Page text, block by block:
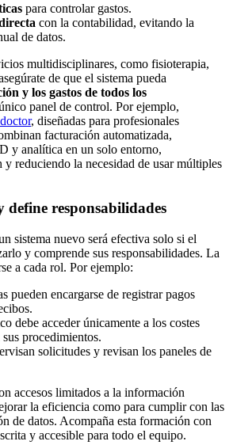
para controlar gastos.
con la contabilidad, evitando la
de datos.
multidisciplinares, como fisioterapia,
de que el sistema pueda
y los gastos de todos los
panel de control. Por ejemplo,
, diseñadas para profesionales
facturación automatizada,
y analítica en un solo entorno,
reduciendo la necesidad de usar múltiples
responsabilidades
sistema nuevo será efectiva solo si el
y comprende sus responsabilidades. La
a cada rol. Por ejemplo:
pueden encargarse de registrar pagos
debe acceder únicamente a los costes
procedimientos.
solicitudes y revisan los paneles de
accesos limitados a la información
la eficiencia como para cumplir con las
de datos. Acompaña esta formación con
y accesible para todo el equipo.